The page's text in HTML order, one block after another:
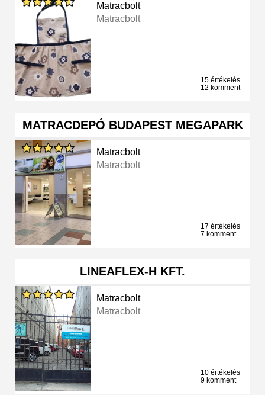
Matracbolt
Matracbolt
15 értékelés
12 komment
MATRACDEPÓ BUDAPEST MEGAPARK
Matracbolt
Matracbolt
17 értékelés
7 komment
LINEAFLEX-H KFT.
Matracbolt
Matracbolt
10 értékelés
9 komment